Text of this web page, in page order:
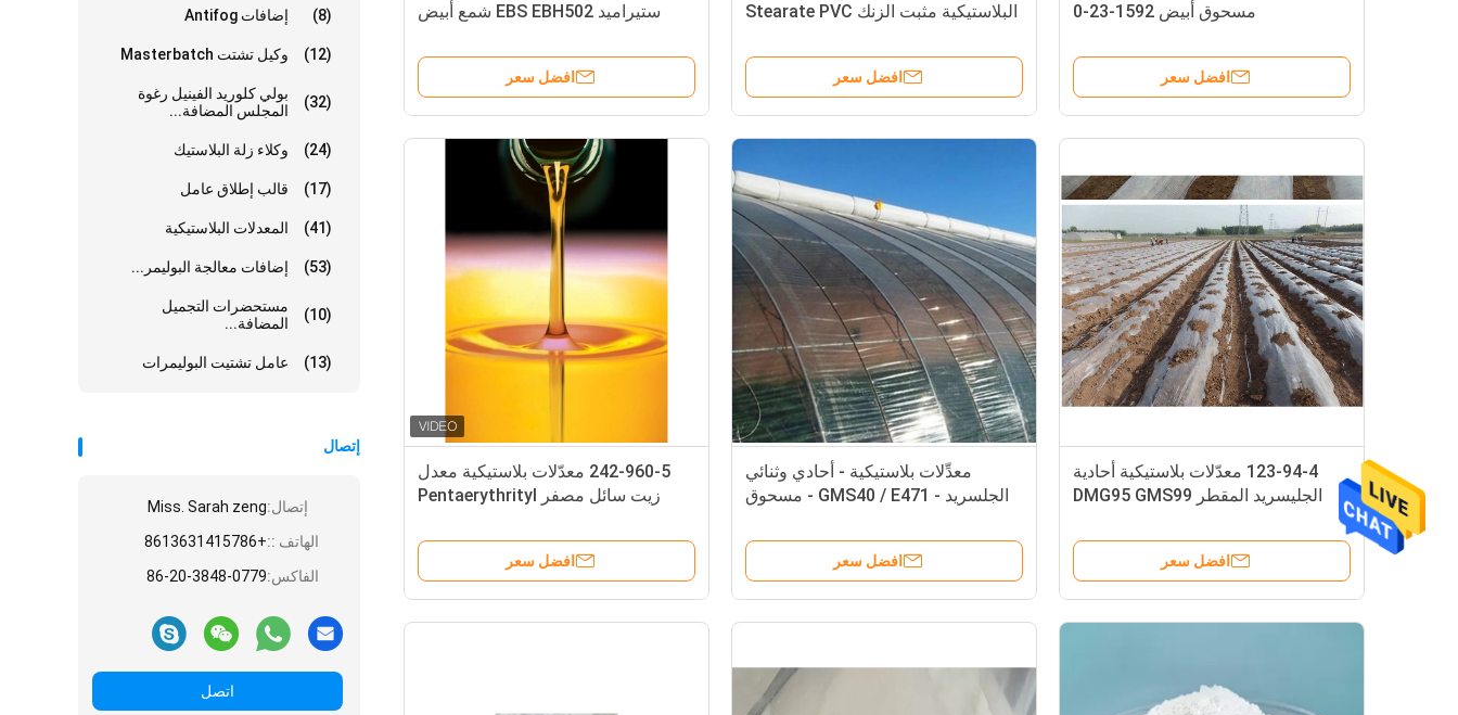
إضافات Antifog (8)
وكيل تشتت Masterbatch (12)
بولي كلوريد الفينيل رغوة
المجلس المضافة...
(32)
وكلاء زلة البلاستيك (24)
قالب إطلاق عامل (17)
المعدلات البلاستيكية (41)
إضافات معالجة البوليمر... (53)
مستحضرات التجميل
المضافة...
(10)
عامل تشتيت البوليمرات (13)
إتصال
إتصال:Miss. Sarah zeng
الهاتف ::+8613631415786
الفاكس:86-20-3848-0779
اتصل
ستيراميد EBS EBH502 شمع أبيض
افضل سعر
البلاستيكية مثبت الزنك Stearate PVC
افضل سعر
مسحوق أبيض 1592-23-0
افضل سعر
242-960-5 معدّلات بلاستيكية معدل
زيت سائل مصفر Pentaerythrityl
افضل سعر
معدِّلات بلاستيكية - أحادي وثنائي
الجلسريد - GMS40 / E471 - مسحوق
افضل سعر
123-94-4 معدّلات بلاستيكية أحادية
الجليسريد المقطر DMG95 GMS99
افضل سعر